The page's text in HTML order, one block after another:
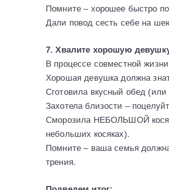
Помните – хорошее быстро
Дали повод сесть себе на
7. Хвалите хорошую
В процессе совместной
Хорошая девушка должна
Сготовила вкусный обед
Захотела близости –
Сморозила НЕБОЛЬШОЙ косяк
небольших косяках).
Помните – ваша семья
трения.